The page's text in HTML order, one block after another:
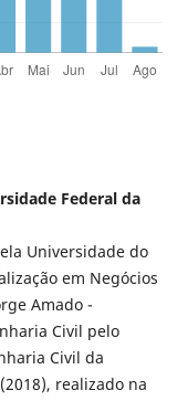
Federal da
Universidade do
em Negócios
Amado -
Civil pelo
Civil da
realizado na